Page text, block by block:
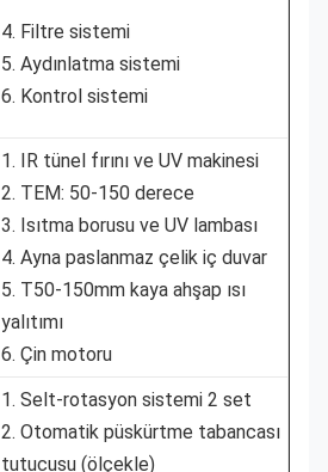
4. Filtre sistemi
5. Aydınlatma sistemi
6. Kontrol sistemi
1. IR tünel fırını ve UV makinesi
2. TEM: 50-150 derece
3. Isıtma borusu ve UV lambası
4. Ayna paslanmaz çelik iç duvar
5. T50-150mm kaya ahşap ısı
yalıtımı
6. Çin motoru
1. Selt-rotasyon sistemi 2 set
2. Otomatik püskürtme tabancası
tutucusu (ölçekle)